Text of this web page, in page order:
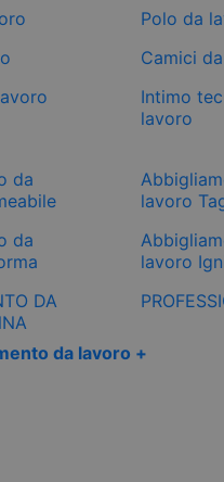
Polo da
Camici
Intimo
lavoro
da
lavoro
da
lavoro
DA
da lavoro +